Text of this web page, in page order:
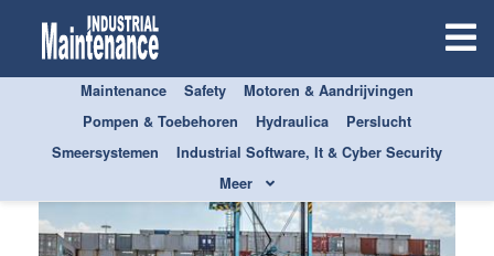
Maintenance Safety
Motoren & Aandrijvingen
Pompen & Toebehoren
Hydraulica
Perslucht
Smeersystemen
Industrial Software, It & Cyber Security
Meer
Premium